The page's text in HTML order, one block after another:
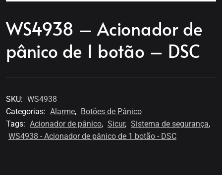
WS4938 – Acionador de
pânico de 1 botão – DSC
SKU: WS4938
Categorias: Alarme, Botões de Pânico
Tags: Acionador de pânico, Sicur, Sistema de segurança,
WS4938 - Acionador de pânico de 1 botão - DSC